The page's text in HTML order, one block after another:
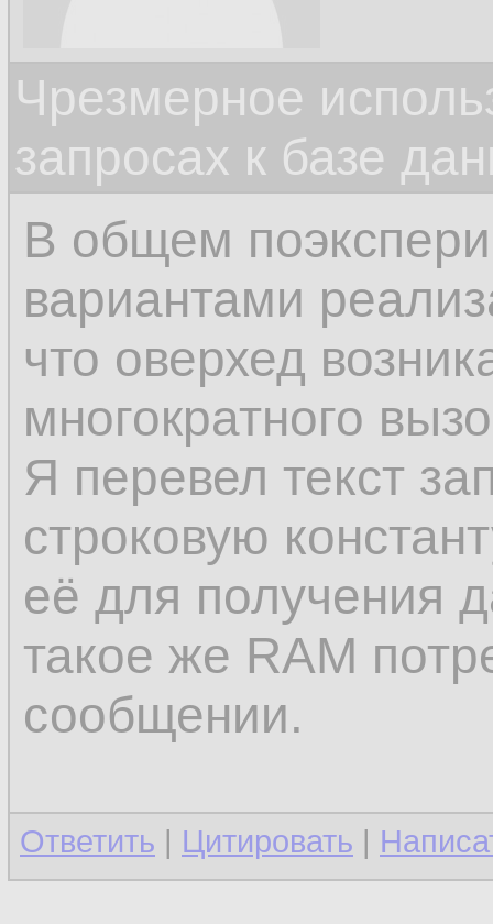
Чрезмерное
запросах к базе
В общем
вариантами
что оверхед
многократного
Я перевел текст
строковую
её для получения
такое же RAM
сообщении.
Ответить | Цитировать |